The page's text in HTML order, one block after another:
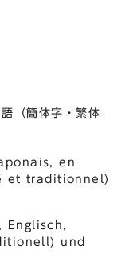
（簡体字・繁体
en
et traditionnel)
und